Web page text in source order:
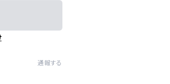
通報する